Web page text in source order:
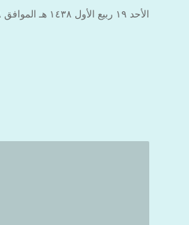
الأحد ۱۹ ربيع الأول ۱٤۳۸ هـ الموافق ۱۸ ديسمبر ۲۰۱٦ مـ |